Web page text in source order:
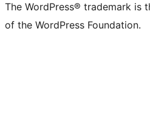
The WordPress® trademark is
of the WordPress Foundation.